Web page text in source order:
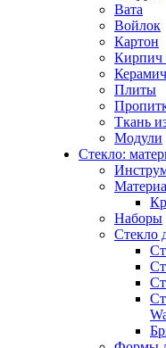
Вата
Войлок
Картон
Кирпич
Плиты
Ткань
Модули
Стекло:
Наборы
Стекло